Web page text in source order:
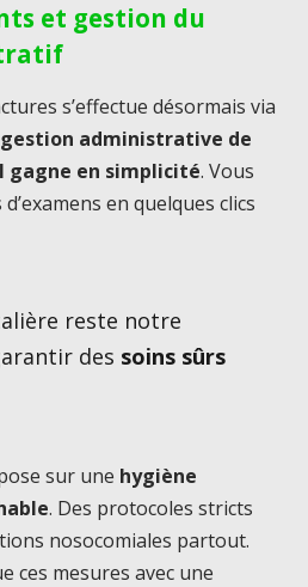
et gestion du
s’effectue désormais via
administrative de
gagne en simplicité. Vous
en quelques clics
reste notre
des soins sûrs
sur une hygiène
. Des protocoles stricts
nosocomiales partout.
ces mesures avec une